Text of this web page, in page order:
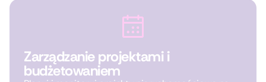
Zarządzanie projektami i
budżetowaniem